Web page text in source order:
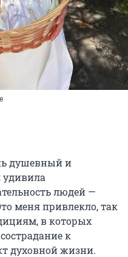
душевный и
людей —
меня привлекло, так
в которых
к
духовной жизни.